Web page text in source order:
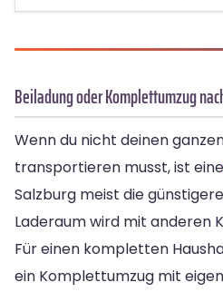
Beiladung oder Komplettumzug
Wenn du nicht deinen
transportieren musst, ist eine
Salzburg meist die
Laderaum wird mit anderen
Für einen kompletten
ein Komplettumzug mit